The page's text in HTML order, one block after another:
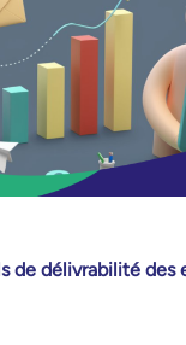
de délivrabilité des